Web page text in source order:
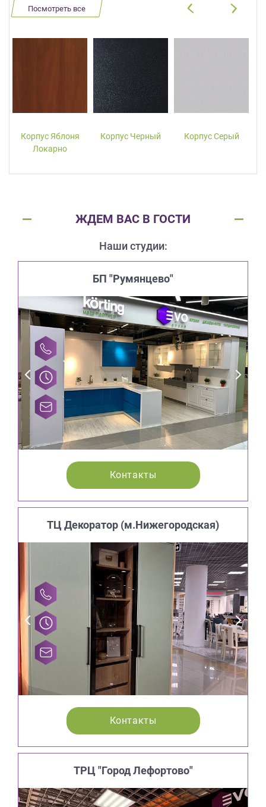
Посмотреть все
Корпус Яблоня
Локарно
Корпус Черный Корпус Серый
ЖДЕМ ВАС В ГОСТИ
Наши студии:
БП "Румянцево"
Контакты
ТЦ Декоратор (м.Нижегородская)
Контакты
ТРЦ "Город Лефортово"